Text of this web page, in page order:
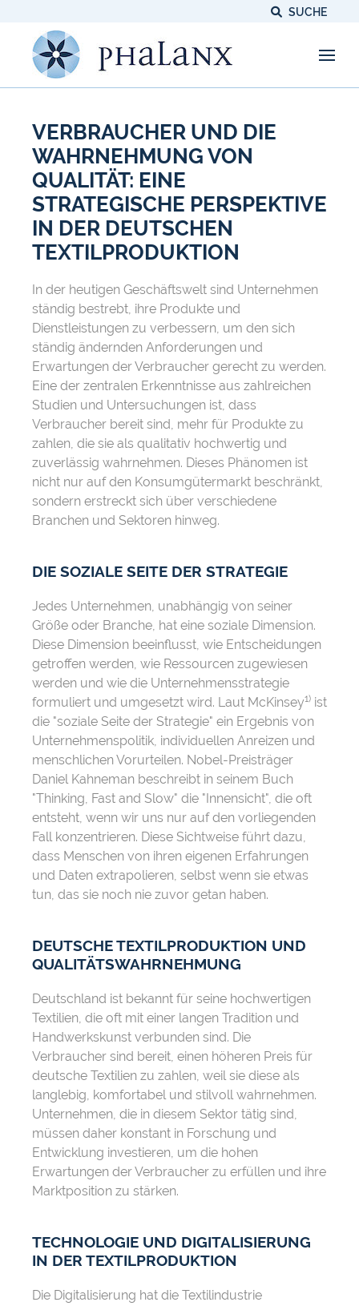
SUCHE
VERBRAUCHER UND DIE
WAHRNEHMUNG VON
QUALITÄT: EINE
STRATEGISCHE PERSPEKTIVE
IN DER DEUTSCHEN
TEXTILPRODUKTION
In der heutigen Geschäftswelt sind Unternehmen
ständig bestrebt, ihre Produkte und
Dienstleistungen zu verbessern, um den sich
ständig ändernden Anforderungen und
Erwartungen der Verbraucher gerecht zu werden.
Eine der zentralen Erkenntnisse aus zahlreichen
Studien und Untersuchungen ist, dass
Verbraucher bereit sind, mehr für Produkte zu
zahlen, die sie als qualitativ hochwertig und
zuverlässig wahrnehmen. Dieses Phänomen ist
nicht nur auf den Konsumgütermarkt beschränkt,
sondern erstreckt sich über verschiedene
Branchen und Sektoren hinweg.
DIE SOZIALE SEITE DER STRATEGIE
Jedes Unternehmen, unabhängig von seiner
Größe oder Branche, hat eine soziale Dimension.
Diese Dimension beeinflusst, wie Entscheidungen
getroffen werden, wie Ressourcen zugewiesen
werden und wie die Unternehmensstrategie
formuliert und umgesetzt wird. Laut McKinsey1) ist
die "soziale Seite der Strategie" ein Ergebnis von
Unternehmenspolitik, individuellen Anreizen und
menschlichen Vorurteilen. Nobel-Preisträger
Daniel Kahneman beschreibt in seinem Buch
"Thinking, Fast and Slow" die "Innensicht", die oft
entsteht, wenn wir uns nur auf den vorliegenden
Fall konzentrieren. Diese Sichtweise führt dazu,
dass Menschen von ihren eigenen Erfahrungen
und Daten extrapolieren, selbst wenn sie etwas
tun, das sie noch nie zuvor getan haben.
DEUTSCHE TEXTILPRODUKTION UND
QUALITÄTSWAHRNEHMUNG
Deutschland ist bekannt für seine hochwertigen
Textilien, die oft mit einer langen Tradition und
Handwerkskunst verbunden sind. Die
Verbraucher sind bereit, einen höheren Preis für
deutsche Textilien zu zahlen, weil sie diese als
langlebig, komfortabel und stilvoll wahrnehmen.
Unternehmen, die in diesem Sektor tätig sind,
müssen daher konstant in Forschung und
Entwicklung investieren, um die hohen
Erwartungen der Verbraucher zu erfüllen und ihre
Marktposition zu stärken.
TECHNOLOGIE UND DIGITALISIERUNG
IN DER TEXTILPRODUKTION
Die Digitalisierung hat die Textilindustrie